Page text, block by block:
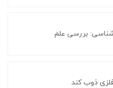
بررسی علم
ذوب کند